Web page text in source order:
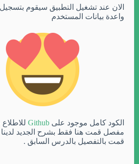
الان عند تشغيل التطبيق سيقوم
واعدة بيانات المستخدم
الكود كامل موجود على Github
مفصل قمت هنا فقط بشرح الجديد لدينا
قمت بالتفصيل بالدرس السابق .